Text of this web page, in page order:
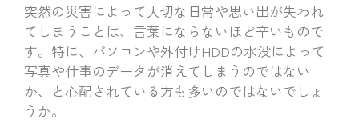
突然の災害によって大切な日常や思い出が失われ
てしまうことは、言葉にならないほど辛いもので
す。特に、パソコンや外付けHDDの水没によって
写真や仕事のデータが消えてしまうのではない
か、と心配されている方も多いのではないでしょ
うか。